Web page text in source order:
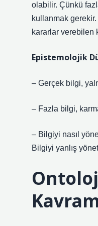
olabilir. Çünkü
kullanmak
kararlar verebilen
Epistemolojik
– Gerçek bilgi,
– Fazla bilgi,
– Bilgiyi nasıl
Bilgiyi yanlış